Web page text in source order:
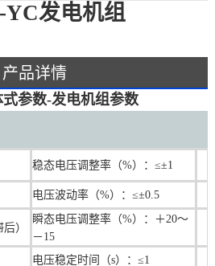
YC发电机组
产品详情
式参数-发电机组参数
稳态电压调整率（%）：≤±1
电压波动率（%）：≤±0.5
）
瞬态电压调整率（%）：＋20～
－15
电压稳定时间（s）：≤1